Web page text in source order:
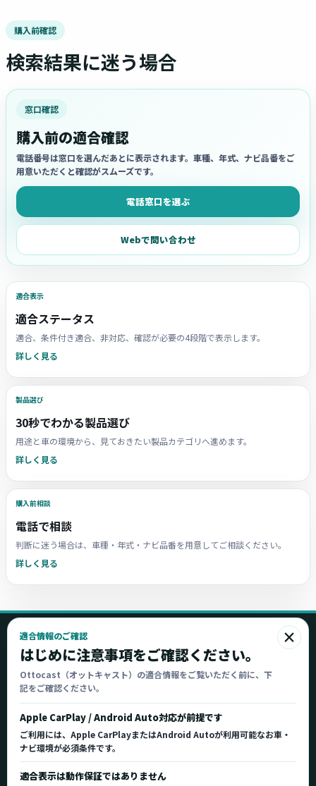
購入前確認
検索結果に迷う場合
窓口確認
購入前の適合確認
電話番号は窓口を選んだあとに表示されます。車種、年式、ナビ品番をご
用意いただくと確認がスムーズです。
電話窓口を選ぶ
Webで問い合わせ
適合表示
適合ステータス
適合、条件付き適合、非対応、確認が必要の4段階で表示します。
詳しく見る
製品選び
30秒でわかる製品選び
用途と車の環境から、見ておきたい製品カテゴリへ進めます。
詳しく見る
購入前相談
電話で相談
判断に迷う場合は、車種・年式・ナビ品番を用意してご相談ください。
詳しく見る
×
適合情報のご確認
はじめに注意事項をご確認ください。
Ottocast（オットキャスト）の適合情報をご覧いただく前に、下
記をご確認ください。
Apple CarPlay / Android Auto対応が前提です
ご利用には、Apple CarPlayまたはAndroid Autoが利用可能なお車・
ナビ環境が必須条件です。
適合表示は動作保証ではありません
Ottocast
オットキャスト
Ottocast正規販売代理店 Azgate株式会社
Ottocast（オットキャスト）の製品情報、車種適
合、サポート情報を日本国内向けに整理してご案内し
ます。
正規販売代理店 車種適合情報 国内サポート窓口